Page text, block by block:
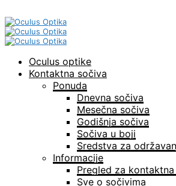
Oculus optike
Kontaktna sočiva
Ponuda
Dnevna sočiva
Mesečna sočiva
Godišnja sočiva
Sočiva u boji
Sredstva za
Informacije
Pregled za
Sve o sočivima